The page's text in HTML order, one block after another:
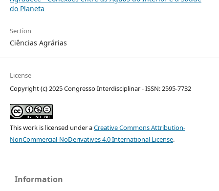
do Planeta
Section
Ciências Agrárias
License
Copyright (c) 2025 Congresso Interdisciplinar - ISSN: 2595-7732
This work is licensed under aCreative Commons Attribution-
NonCommercial-NoDerivatives 4.0 International License.
Information